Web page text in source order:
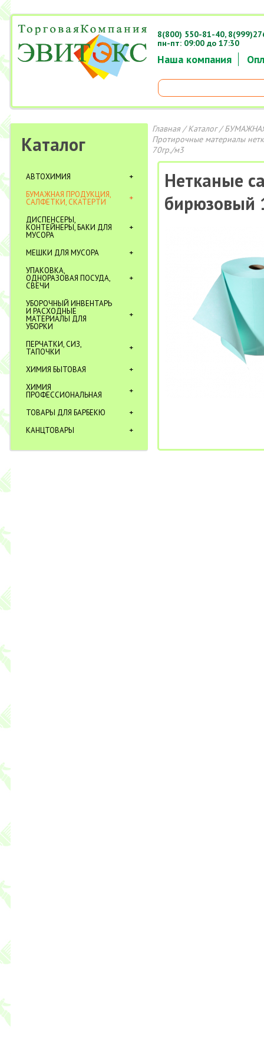
Наша компания
8(800) 550-81-40,
пн-пт: 09:00 до 17:30
Каталог
АВТОХИМИЯ
БУМАЖНАЯ ПРОДУКЦИЯ,
САЛФЕТКИ, СКАТЕРТИ
ДИСПЕНСЕРЫ,
КОНТЕЙНЕРЫ, БАКИ ДЛЯ
МУСОРА
МЕШКИ ДЛЯ МУСОРА
УПАКОВКА,
ОДНОРАЗОВАЯ ПОСУДА,
СВЕЧИ
УБОРОЧНЫЙ ИНВЕНТАРЬ
И РАСХОДНЫЕ
МАТЕРИАЛЫ ДЛЯ
УБОРКИ
ПЕРЧАТКИ, СИЗ,
ТАПОЧКИ
ХИМИЯ БЫТОВАЯ
ХИМИЯ
ПРОФЕССИОНАЛЬНАЯ
ТОВАРЫ ДЛЯ БАРБЕКЮ
КАНЦТОВАРЫ
Главная/Каталог/
Протирочные материалы
70гр./м3
Нетканые
бирюзовый